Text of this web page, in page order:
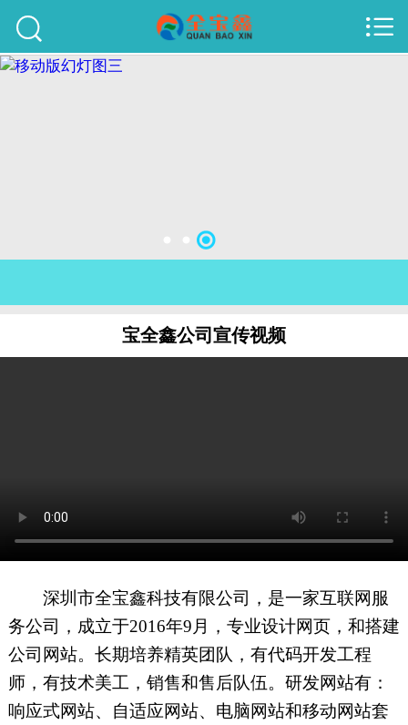
关于我们
联系我们
51La
XML地图


宝全鑫公司宣传视频
深圳市全宝鑫科技有限公司，是一家互联网服
务公司，成立于2016年9月，专业设计网页，和搭建
公司网站。长期培养精英团队，有代码开发工程
师，有技术美工，销售和售后队伍。研发网站有：
响应式网站、自适应网站、电脑网站和移动网站套